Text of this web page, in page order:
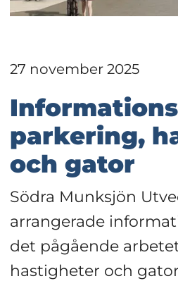
27 november 2025
parkering,
och gator
Södra Munksjön
arrangerade
det pågående
hastigheter och